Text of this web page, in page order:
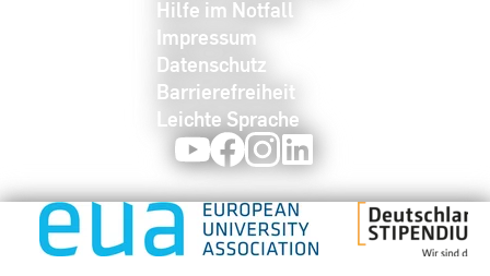
Hilfe im Notfall
Impressum
Datenschutz
Barrierefreiheit
Leichte Sprache
YoutubeFacebookInstagram